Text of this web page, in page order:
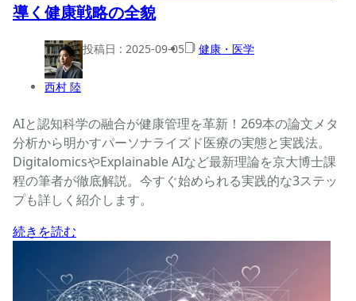
導く健康戦略の全貌
西村 陸
投稿日 : 2025-09-05 健康・医学
AIと認知科学の融合が健康管理を革新！269本の論文メタ
分析から明かすパーソナライズド医療の実態と実践法。
DigitalomicsやExplainable AIなど最新理論を京大博士課
程の筆者が徹底解説。今すぐ始められる実践的な3ステッ
プも詳しく紹介します。
続きを読む